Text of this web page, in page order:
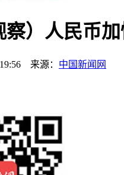
察）人民币
来源： 中国新闻网